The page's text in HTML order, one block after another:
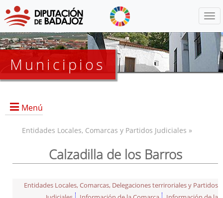
Municipios
Menú
Entidades Locales, Comarcas y Partidos Judiciales »
Calzadilla de los Barros
Entidades Locales, Comarcas, Delegaciones terriroriales y Partidos